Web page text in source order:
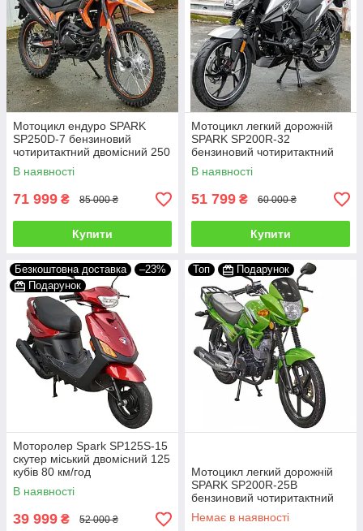
Мотоцикл ендуро SPARK
SP250D-7 бензиновий
чотиритактний двомісний 250
кубів Помаранчевий
В наявності
71 999 ₴ 85 000 ₴
Купити
Мотоцикл легкий дорожній
SPARK SP200R-32
бензиновий чотиритактний
двомісний 200 кубів 95 км/год
В наявності
51 799 ₴ 60 000 ₴
Купити
Безкоштовна доставка
–23%
Подарунок
Моторолер Spark SP125S-15
скутер міський двомісний 125
кубів 80 км/год
В наявності
39 999 ₴ 52 000 ₴
Топ Подарунок
Мотоцикл легкий дорожній
SPARK SP200R-25B
бензиновий чотиритактний
двомісний 200 кубів 110 км/
год
Немає в наявності